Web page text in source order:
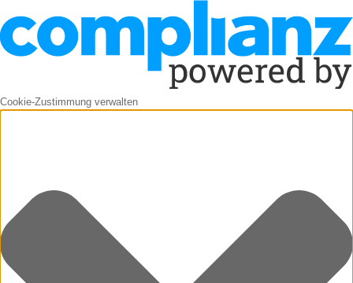
Cookie-Zustimmung verwalten